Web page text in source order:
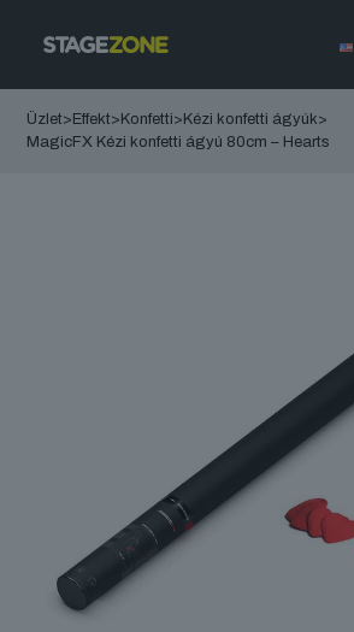
Üzlet> Effekt> Konfetti> Kézi konfetti ágyúk>
MagicFX Kézi konfetti ágyú 80cm – Hearts